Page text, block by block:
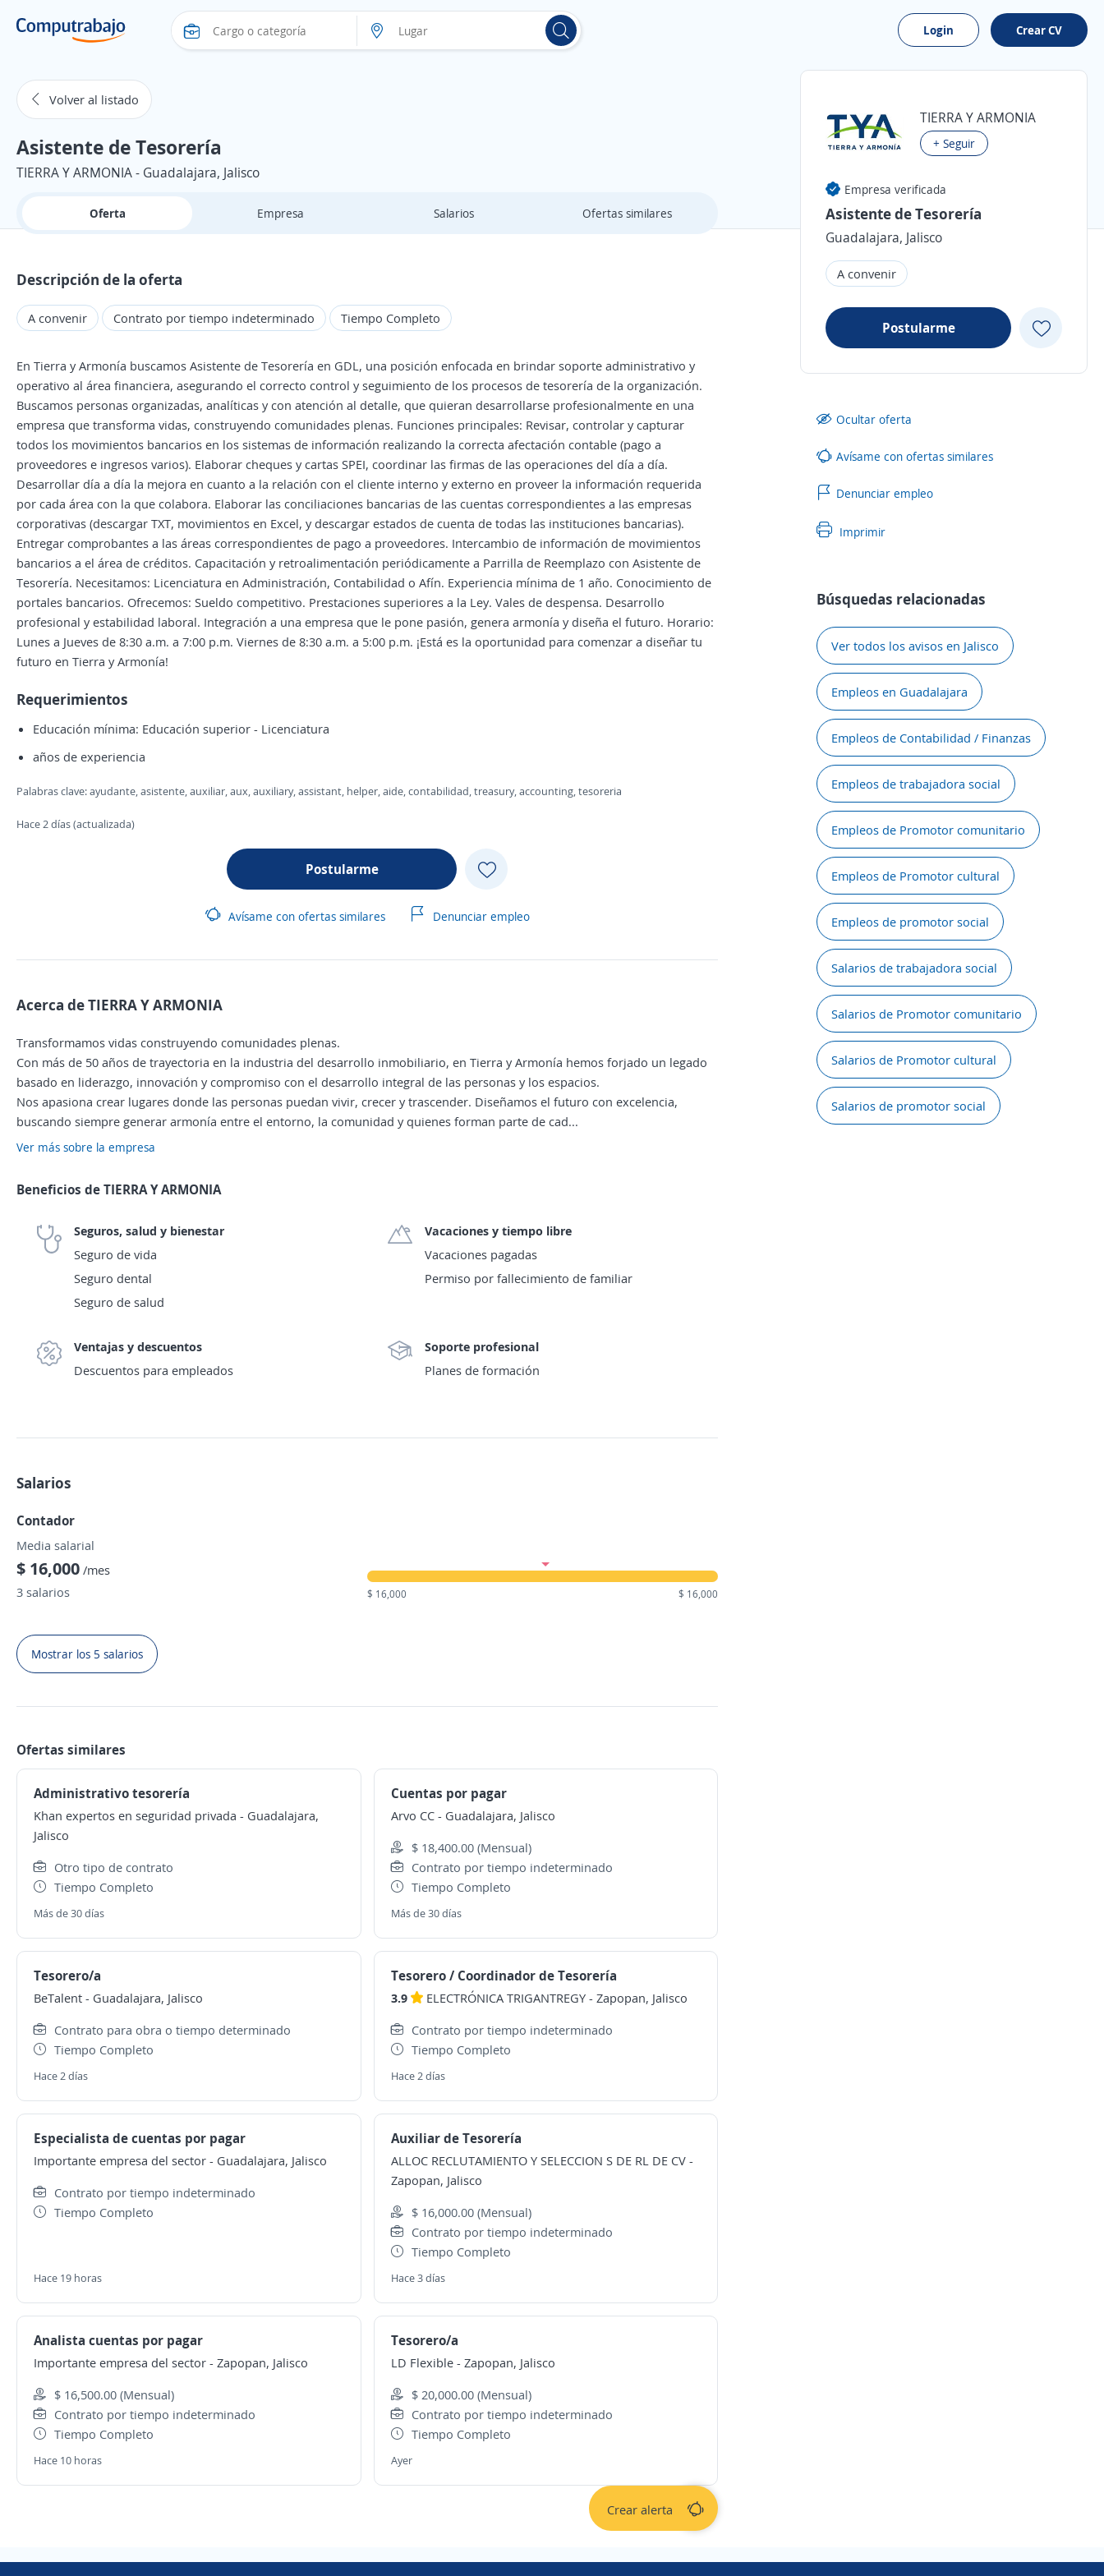
Login Crear CV
Volver al listado
Asistente de Tesorería
TIERRA Y ARMONIA - Guadalajara, Jalisco
Oferta Empresa Salarios Ofertas similares
Descripción de la oferta
A convenir Contrato por tiempo indeterminado Tiempo Completo
En Tierra y Armonía buscamos Asistente de Tesorería en GDL, una posición enfocada en brindar soporte administrativo y
operativo al área financiera, asegurando el correcto control y seguimiento de los procesos de tesorería de la organización.
Buscamos personas organizadas, analíticas y con atención al detalle, que quieran desarrollarse profesionalmente en una
empresa que transforma vidas, construyendo comunidades plenas. Funciones principales: Revisar, controlar y capturar
todos los movimientos bancarios en los sistemas de información realizando la correcta afectación contable (pago a
proveedores e ingresos varios). Elaborar cheques y cartas SPEI, coordinar las firmas de las operaciones del día a día.
Desarrollar día a día la mejora en cuanto a la relación con el cliente interno y externo en proveer la información requerida
por cada área con la que colabora. Elaborar las conciliaciones bancarias de las cuentas correspondientes a las empresas
corporativas (descargar TXT, movimientos en Excel, y descargar estados de cuenta de todas las instituciones bancarias).
Entregar comprobantes a las áreas correspondientes de pago a proveedores. Intercambio de información de movimientos
bancarios a el área de créditos. Capacitación y retroalimentación periódicamente a Parrilla de Reemplazo con Asistente de
Tesorería. Necesitamos: Licenciatura en Administración, Contabilidad o Afín. Experiencia mínima de 1 año. Conocimiento de
portales bancarios. Ofrecemos: Sueldo competitivo. Prestaciones superiores a la Ley. Vales de despensa. Desarrollo
profesional y estabilidad laboral. Integración a una empresa que le pone pasión, genera armonía y diseña el futuro. Horario:
Lunes a Jueves de 8:30 a.m. a 7:00 p.m. Viernes de 8:30 a.m. a 5:00 p.m. ¡Está es la oportunidad para comenzar a diseñar tu
futuro en Tierra y Armonía!
Requerimientos
Educación mínima: Educación superior - Licenciatura
años de experiencia
Palabras clave: ayudante, asistente, auxiliar, aux, auxiliary, assistant, helper, aide, contabilidad, treasury, accounting, tesoreria
Hace 2 días (actualizada)
Postularme
Avísame con ofertas similares Denunciar empleo
Acerca de TIERRA Y ARMONIA
Transformamos vidas construyendo comunidades plenas.
Con más de 50 años de trayectoria en la industria del desarrollo inmobiliario, en Tierra y Armonía hemos forjado un legado
basado en liderazgo, innovación y compromiso con el desarrollo integral de las personas y los espacios.
Nos apasiona crear lugares donde las personas puedan vivir, crecer y trascender. Diseñamos el futuro con excelencia,
buscando siempre generar armonía entre el entorno, la comunidad y quienes forman parte de cad...
Ver más sobre la empresa
Beneficios de TIERRA Y ARMONIA
Seguros, salud y bienestar
Seguro de vida
Seguro dental
Seguro de salud
Vacaciones y tiempo libre
Vacaciones pagadas
Permiso por fallecimiento de familiar
Ventajas y descuentos
Descuentos para empleados
Soporte profesional
Planes de formación
Salarios
Contador
Media salarial
$ 16,000 /mes
3 salarios
$ 16,000 $ 16,000
Mostrar los 5 salarios
Ofertas similares
Administrativo tesorería
Khan expertos en seguridad privada - Guadalajara,
Jalisco
Otro tipo de contrato
Tiempo Completo
Más de 30 días
Cuentas por pagar
Arvo CC - Guadalajara, Jalisco
$ 18,400.00 (Mensual)
Contrato por tiempo indeterminado
Tiempo Completo
Más de 30 días
Tesorero/a
BeTalent - Guadalajara, Jalisco
Contrato para obra o tiempo determinado
Tiempo Completo
Hace 2 días
Tesorero / Coordinador de Tesorería
3.9 ELECTRÓNICA TRIGANTREGY - Zapopan, Jalisco
Contrato por tiempo indeterminado
Tiempo Completo
Hace 2 días
Especialista de cuentas por pagar
Importante empresa del sector - Guadalajara, Jalisco
Contrato por tiempo indeterminado
Tiempo Completo
Hace 19 horas
Auxiliar de Tesorería
ALLOC RECLUTAMIENTO Y SELECCION S DE RL DE CV -
Zapopan, Jalisco
$ 16,000.00 (Mensual)
Contrato por tiempo indeterminado
Tiempo Completo
Hace 3 días
Analista cuentas por pagar
Importante empresa del sector - Zapopan, Jalisco
$ 16,500.00 (Mensual)
Contrato por tiempo indeterminado
Tiempo Completo
Hace 10 horas
Tesorero/a
LD Flexible - Zapopan, Jalisco
$ 20,000.00 (Mensual)
Contrato por tiempo indeterminado
Tiempo Completo
Ayer
Crear alerta
TIERRA Y ARMONIA
+ Seguir
Empresa verificada
Asistente de Tesorería
Guadalajara, Jalisco
A convenir
Postularme
Ocultar oferta
Avísame con ofertas similares
Denunciar empleo
Imprimir
Búsquedas relacionadas
Ver todos los avisos en Jalisco
Empleos en Guadalajara
Empleos de Contabilidad / Finanzas
Empleos de trabajadora social
Empleos de Promotor comunitario
Empleos de Promotor cultural
Empleos de promotor social
Salarios de trabajadora social
Salarios de Promotor comunitario
Salarios de Promotor cultural
Salarios de promotor social